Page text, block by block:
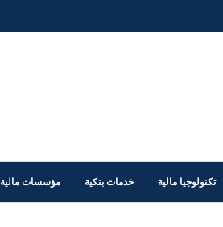
تكنولوجيا مالية خدمات بنكية مؤسسات مالية